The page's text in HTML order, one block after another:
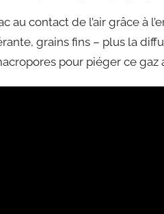
au contact de l’air grâce à
grains fins – plus la
pour piéger ce gaz